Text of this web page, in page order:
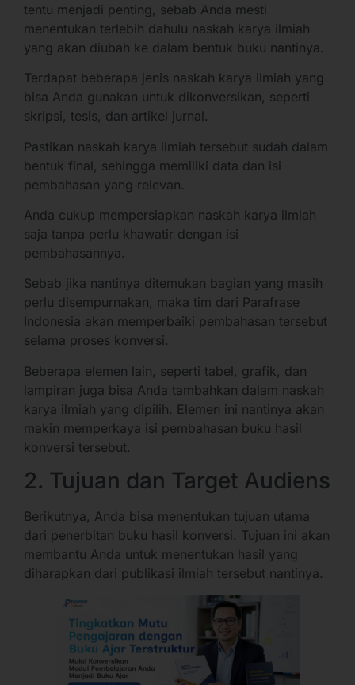
tentu menjadi penting, sebab Anda mesti
menentukan terlebih dahulu naskah karya ilmiah
yang akan diubah ke dalam bentuk buku nantinya.
Terdapat beberapa jenis naskah karya ilmiah yang
bisa Anda gunakan untuk dikonversikan, seperti
skripsi, tesis, dan artikel jurnal.
Pastikan naskah karya ilmiah tersebut sudah dalam
bentuk final, sehingga memiliki data dan isi
pembahasan yang relevan.
Anda cukup mempersiapkan naskah karya ilmiah
saja tanpa perlu khawatir dengan isi
pembahasannya.
Sebab jika nantinya ditemukan bagian yang masih
perlu disempurnakan, maka tim dari Parafrase
Indonesia akan memperbaiki pembahasan tersebut
selama proses konversi.
Beberapa elemen lain, seperti tabel, grafik, dan
lampiran juga bisa Anda tambahkan dalam naskah
karya ilmiah yang dipilih. Elemen ini nantinya akan
makin memperkaya isi pembahasan buku hasil
konversi tersebut.
2. Tujuan dan Target Audiens
Berikutnya, Anda bisa menentukan tujuan utama
dari penerbitan buku hasil konversi. Tujuan ini akan
membantu Anda untuk menentukan hasil yang
diharapkan dari publikasi ilmiah tersebut nantinya.